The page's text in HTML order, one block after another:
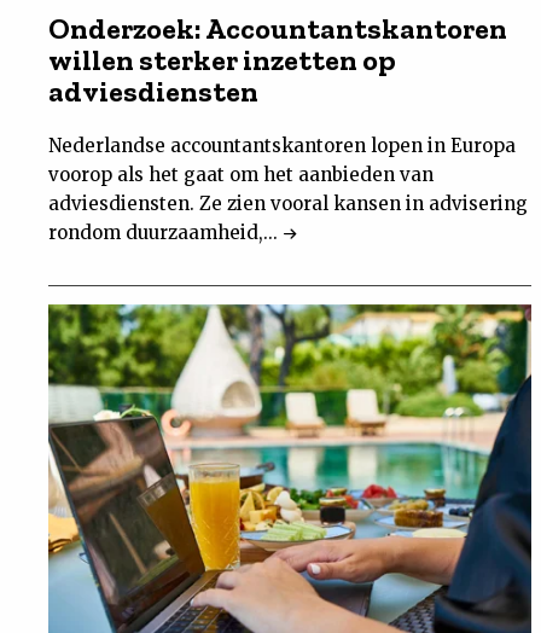
Onderzoek: Accountantskantoren
willen sterker inzetten op
adviesdiensten
Nederlandse accountantskantoren lopen in Europa
voorop als het gaat om het aanbieden van
adviesdiensten. Ze zien vooral kansen in advisering
rondom duurzaamheid,...